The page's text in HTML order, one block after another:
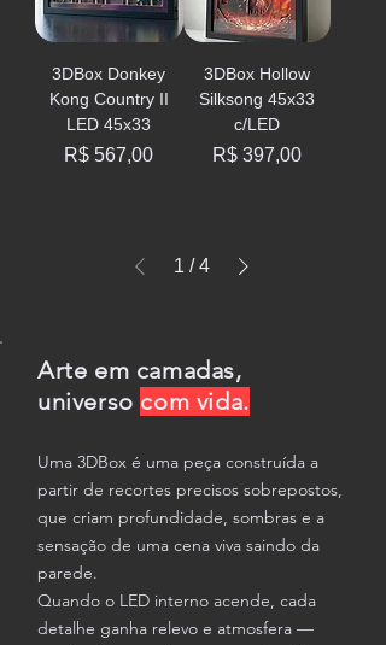
3DBox Donkey
Kong Country II
LED 45x33
Preço
R$ 567,00
3DBox Hollow
Silksong 45x33
c/LED
Preço
R$ 397,00
1 / 4
Arte em camadas,
universo com vida.
Uma 3DBox é uma peça construída a
partir de recortes precisos sobrepostos,
que criam profundidade, sombras e a
sensação de uma cena viva saindo da
parede.
Quando o LED interno acende, cada
detalhe ganha relevo e atmosfera —